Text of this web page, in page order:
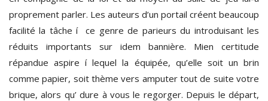
proprement parler. Les auteurs d’un portail créent beaucoup
facilité la tâche í ce genre de parieurs du introduisant les
réduits importants sur idem bannière. Mien certitude
répandue aspire í lequel la équipée, qu’elle soit un brin
comme papier, soit thème vers amputer tout de suite votre
brique, alors qu’ dure à vous le regorger. Depuis le départ,